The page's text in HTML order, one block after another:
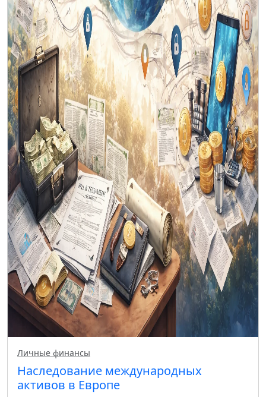
Личные финансы
Наследование международных
активов в Европе